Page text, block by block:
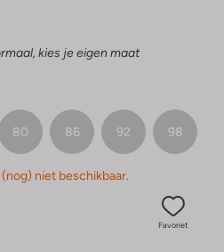
kies je eigen maat
80 86 92 98
niet beschikbaar.
Favoriet